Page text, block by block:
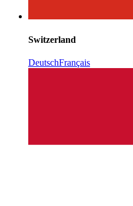
Switzerland
DeutschFrançais